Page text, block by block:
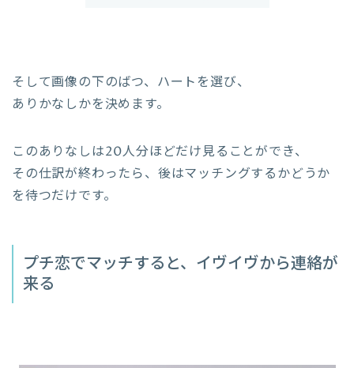
そして画像の下のばつ、ハートを選び、
ありかなしかを決めます。
このありなしは20人分ほどだけ見ることができ、
その仕訳が終わったら、後はマッチングするかどうか
を待つだけです。
プチ恋でマッチすると、イヴイヴから連絡が
来る